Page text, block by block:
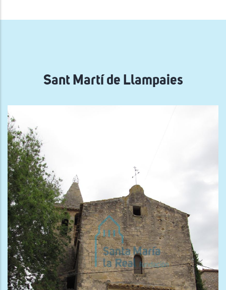
ayuda
Sant Martí de Llampaies